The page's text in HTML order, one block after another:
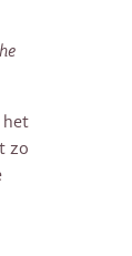
het
zo